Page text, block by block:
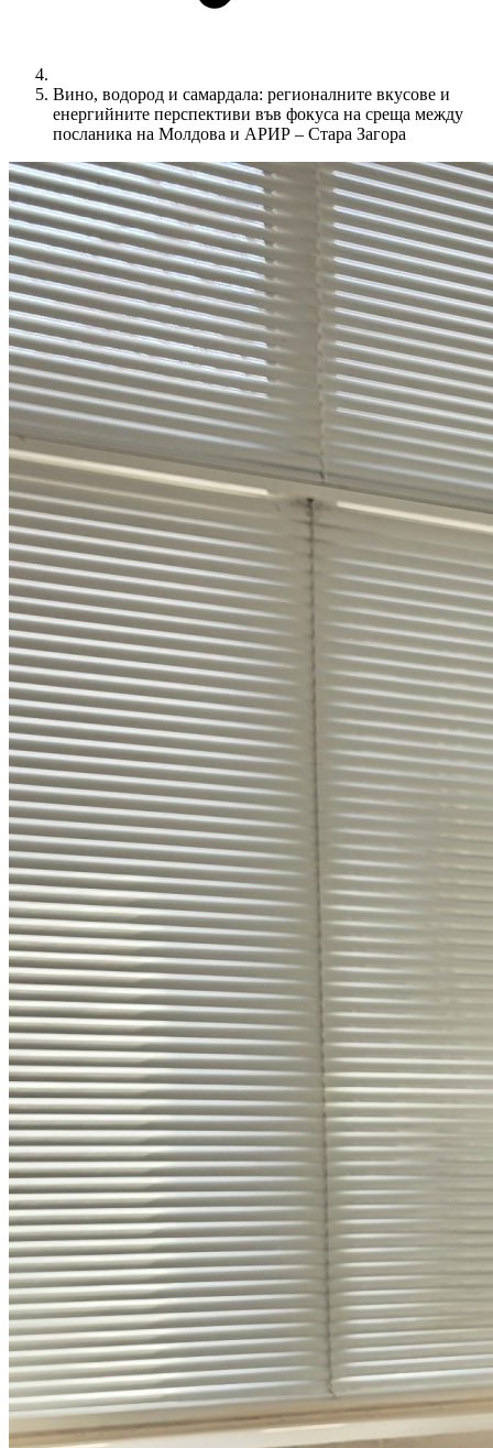
Вино, водород и самардала: регионалните вкусове и
енергийните перспективи във фокуса на среща между
посланика на Молдова и АРИР – Стара Загора